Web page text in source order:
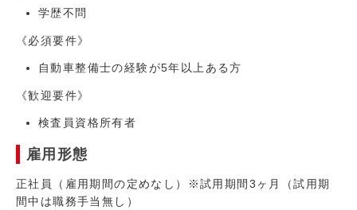
学歴不問
《必須要件》
自動車整備士の経験が5年以上ある方
《歓迎要件》
検査員資格所有者
雇用形態
正社員（雇用期間の定めなし）※試用期間3ヶ月（試用期
間中は職務手当無し）